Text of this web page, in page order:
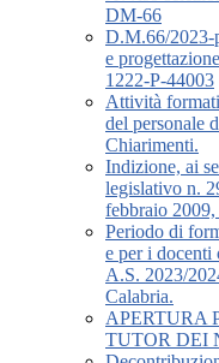
DM-66
D.M.66/2023-
e
1222-P-44003
Attività
del personale
Chiarimenti.
Indizione, ai
legislativo n.
febbraio
Periodo di
e per i docenti
A.S. 2023/
Calabria.
APERTURA
TUTOR DEI